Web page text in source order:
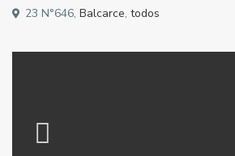
23 N°646, Balcarce, todos